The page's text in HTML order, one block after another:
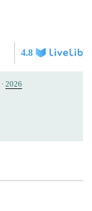
4.8
· 2026